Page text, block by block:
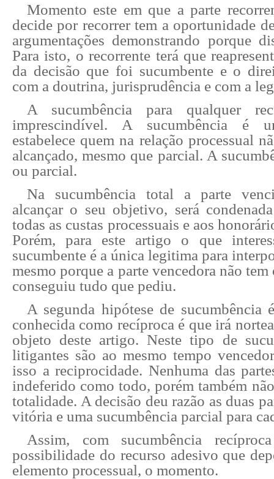
Momento este em que a parte
decide por recorrer tem a oportunidade
argumentações demonstrando porque
Para isto, o recorrente terá que
da decisão que foi sucumbente e o
com a doutrina, jurisprudência e com a
A sucumbência para qualquer
imprescindível. A sucumbência é
estabelece quem na relação processual
alcançado, mesmo que parcial. A
ou parcial.
Na sucumbência total a parte
alcançar o seu objetivo, será
todas as custas processuais e aos
Porém, para este artigo o que
sucumbente é a única legitima para
mesmo porque a parte vencedora não
conseguiu tudo que pediu.
A segunda hipótese de sucumbência
conhecida como recíproca é que irá
objeto deste artigo. Neste tipo de
litigantes são ao mesmo tempo
isso a reciprocidade. Nenhuma das
indeferido como todo, porém também
totalidade. A decisão deu razão as duas
vitória e uma sucumbência parcial para
Assim, com sucumbência
possibilidade do recurso adesivo que
elemento processual, o momento.